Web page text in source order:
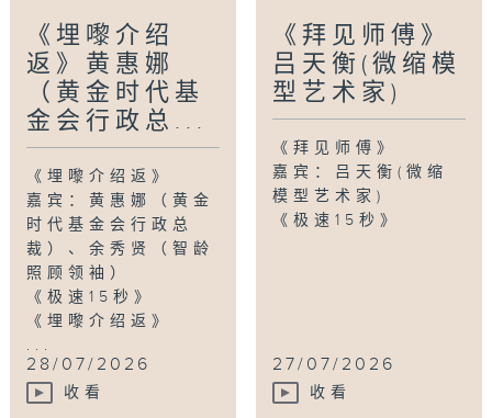
《埋嚟介绍
返》黄惠娜
（黄金时代基
金会行政总...
《埋嚟介绍返》
嘉宾：黄惠娜（黄金
时代基金会行政总
裁）、余秀贤（智龄
照顾领袖）
《极速15秒》
《埋嚟介绍返》
...
28/07/2026
收看
《拜见师傅》
吕天衡(微缩模
型艺术家)
《拜见师傅》
嘉宾：吕天衡(微缩
模型艺术家)
《极速15秒》
27/07/2026
收看